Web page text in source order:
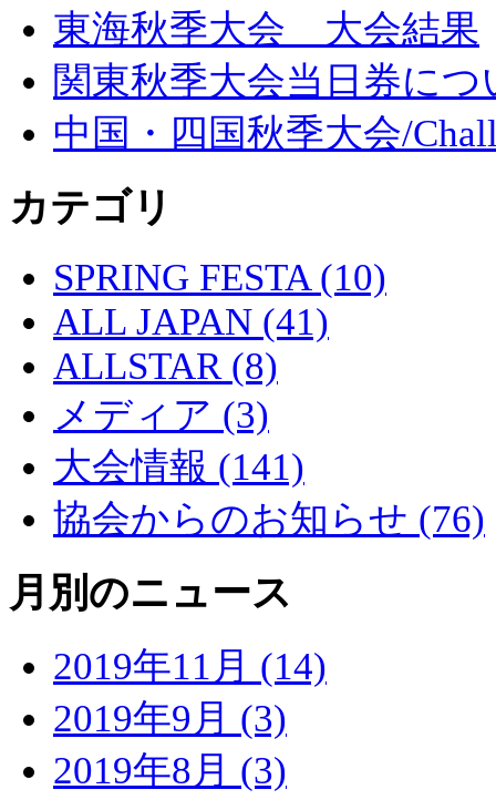
東海秋季大会 大会結果
関東秋季大会当日券につ
中国・四国秋季大会/
カテゴリ
SPRING FESTA (10)
ALL JAPAN (41)
ALLSTAR (8)
メディア (3)
大会情報 (141)
協会からのお知らせ (76)
月別のニュース
2019年11月 (14)
2019年9月 (3)
2019年8月 (3)